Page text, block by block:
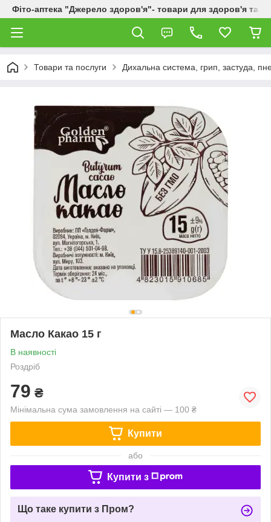
Фіто-аптека "Джерело здоров'я"- товари для здоров'я та
Товари та послуги Дихальна система, грип, застуда,
Масло Какао 15 г
В наявності
Роздріб
79 ₴
Мінімальна сума замовлення на сайті — 100 ₴
Купити
або
Купити з
Що таке купити з Пром?